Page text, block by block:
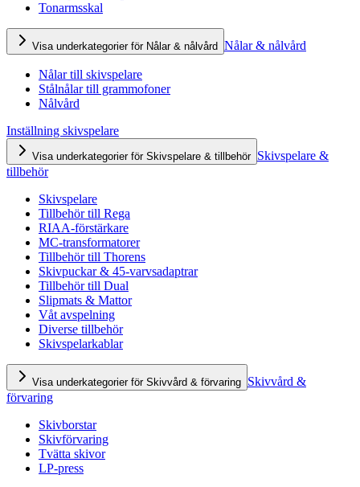
Tonarmsskal
Visa underkategorier för Nålar & nålvård Nålar & nålvård
Nålar till skivspelare
Stålnålar till grammofoner
Nålvård
Inställning skivspelare
Visa underkategorier för Skivspelare & tillbehör Skivspelare &
tillbehör
Skivspelare
Tillbehör till Rega
RIAA-förstärkare
MC-transformatorer
Tillbehör till Thorens
Skivpuckar & 45-varvsadaptrar
Tillbehör till Dual
Slipmats & Mattor
Våt avspelning
Diverse tillbehör
Skivspelarkablar
Visa underkategorier för Skivvård & förvaring Skivvård &
förvaring
Skivborstar
Skivförvaring
Tvätta skivor
LP-press